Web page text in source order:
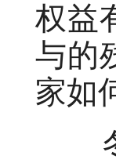
权益
与的
家如
冬